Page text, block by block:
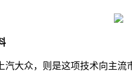
大众，则是这项技术向主流